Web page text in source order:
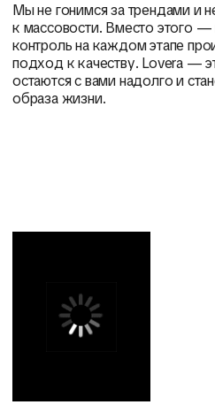
Мы не гонимся за трендами и
к массовости. Вместо этого
контроль на каждом этапе
подход к качеству. Lovera —
остаются с вами надолго и
образа жизни.